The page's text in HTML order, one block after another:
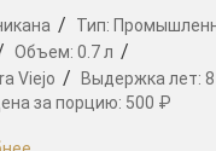
Тип:
Объем: 0.7 л
Viejo Выдержка лет:
за порцию: 500 ₽